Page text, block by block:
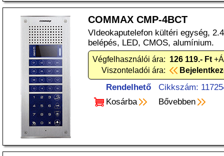
COMMAX CMP-4BCT
VIdeokaputelefon kültéri egység,
belépés, LED, CMOS, alumínium.
Végfelhasználói ára: 126 119.- Ft
Viszonteladói ára:
Rendelhető
Cikkszám:
Kosárba
Bővebben